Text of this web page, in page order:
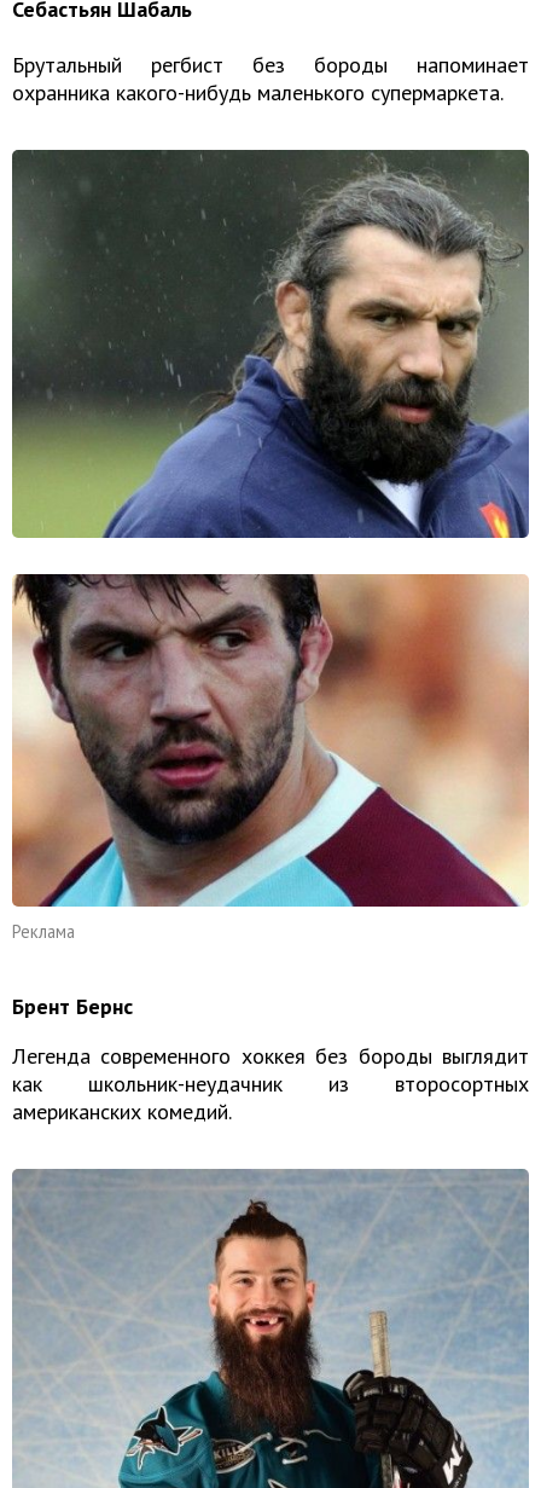
Себастьян Шабаль
Брутальный регбист без бороды напоминает
охранника какого-нибудь маленького супермаркета.
Реклама
Брент Бернс
Легенда современного хоккея без бороды выглядит
как школьник-неудачник из второсортных
американских комедий.